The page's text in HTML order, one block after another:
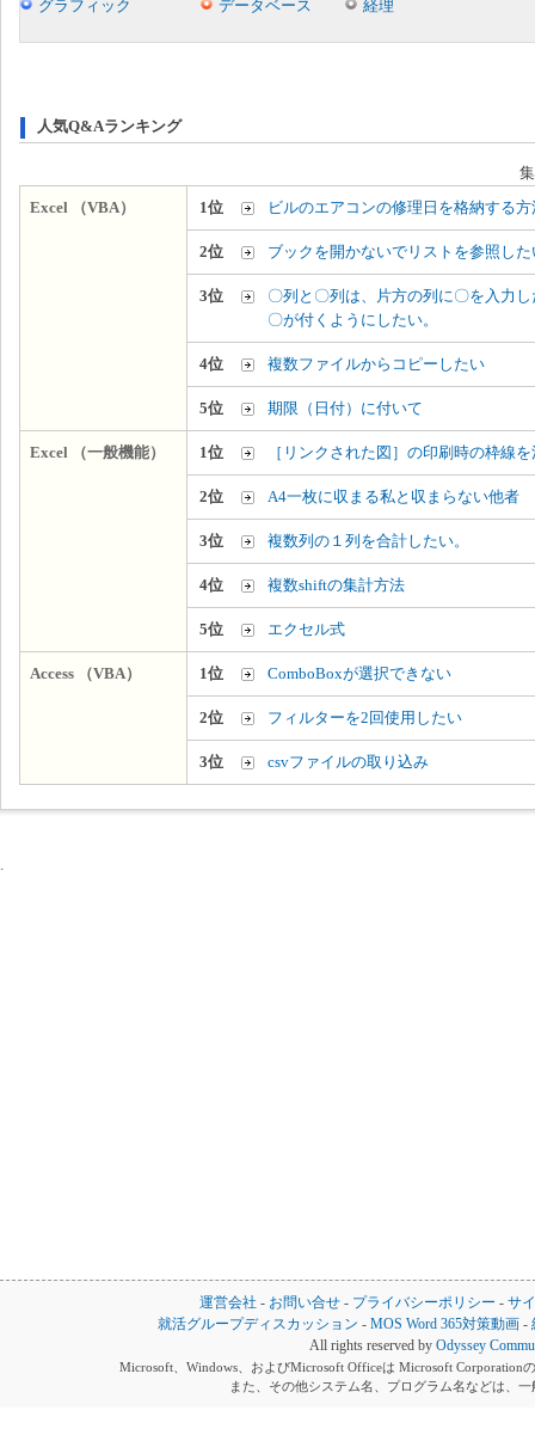
グラフィック
データベース 経理
人気Q&Aランキング
Excel （VBA）
1位 ビルのエアコンの修理日を格納する方
2位 ブックを開かないでリストを参照した
3位
〇列と〇列は、片方の列に〇を入力
〇が付くようにしたい。
4位 複数ファイルからコピーしたい
5位 期限（日付）に付いて
Excel （一般機能） 1位 ［リンクされた図］の印刷時の枠線
2位 A4一枚に収まる私と収まらない他者
3位 複数列の１列を合計したい。
4位 複数shiftの集計方法
5位 エクセル式
Access （VBA） 1位 ComboBoxが選択できない
2位 フィルターを2回使用したい
3位 csvファイルの取り込み
運営会社 - お問い合せ - プライバシーポリシー - サ
就活グループディスカッション -MOS Word 365対策動画 -
All rights reserved by Odyssey
Microsoft、Windows、およびMicrosoft Officeは Microsoft Corporation
また、その他システム名、プログラム名などは、